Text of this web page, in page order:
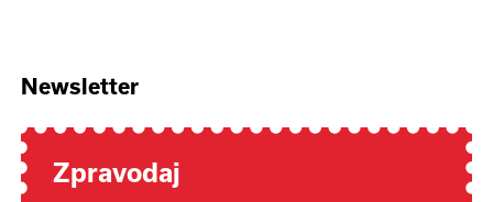
Newsletter
Zpravodaj